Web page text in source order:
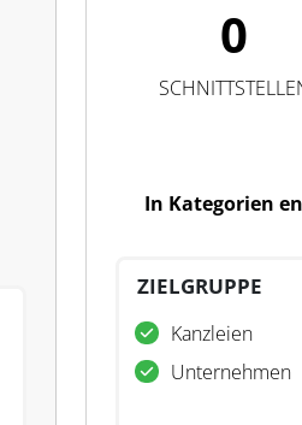
0
In Kategorien
ZIELGRUPPE
Kanzleien
Unternehmen